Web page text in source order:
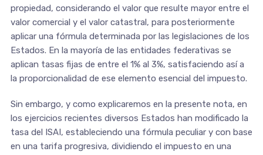
propiedad, considerando el valor que resulte mayor entre el
valor comercial y el valor catastral, para posteriormente
aplicar una fórmula determinada por las legislaciones de los
Estados. En la mayoría de las entidades federativas se
aplican tasas fijas de entre el 1% al 3%, satisfaciendo así a
la proporcionalidad de ese elemento esencial del impuesto.
Sin embargo, y como explicaremos en la presente nota, en
los ejercicios recientes diversos Estados han modificado la
tasa del ISAI, estableciendo una fórmula peculiar y con base
en una tarifa progresiva, dividiendo el impuesto en una